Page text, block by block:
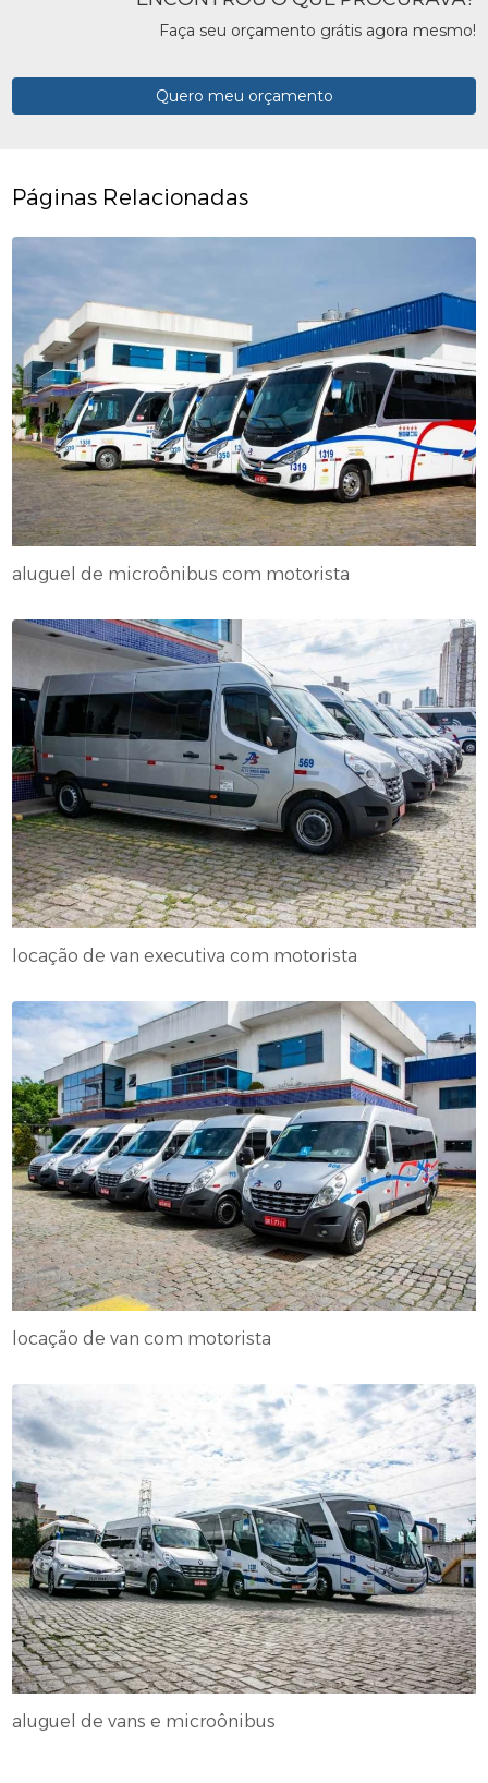
Faça seu orçamento grátis agora mesmo!
Quero meu orçamento
Páginas Relacionadas
aluguel de microônibus com motorista
locação de van executiva com motorista
locação de van com motorista
aluguel de vans e microônibus